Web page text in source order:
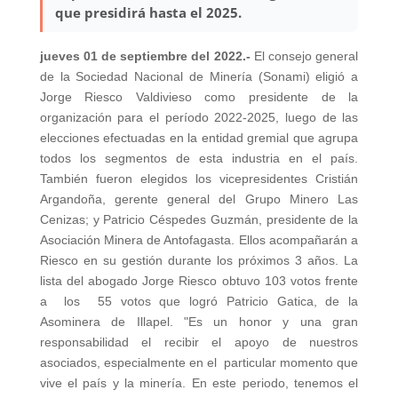
que presidirá hasta el 2025.
jueves 01 de septiembre del 2022.- El consejo general
de la Sociedad Nacional de Minería (Sonami) eligió a
Jorge Riesco Valdivieso como presidente de la
organización para el período 2022-2025, luego de las
elecciones efectuadas en la entidad gremial que agrupa
todos los segmentos de esta industria en el país.
También fueron elegidos los vicepresidentes Cristián
Argandoña, gerente general del Grupo Minero Las
Cenizas; y Patricio Céspedes Guzmán, presidente de la
Asociación Minera de Antofagasta. Ellos acompañarán a
Riesco en su gestión durante los próximos 3 años. La
lista del abogado Jorge Riesco obtuvo 103 votos frente
a los 55 votos que logró Patricio Gatica, de la
Asominera de Illapel. "Es un honor y una gran
responsabilidad el recibir el apoyo de nuestros
asociados, especialmente en el particular momento que
vive el país y la minería. En este periodo, tenemos el